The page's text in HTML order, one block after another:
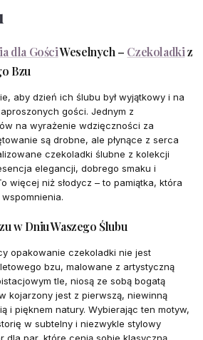
dla GościWeselnych – Czekoladkiz
Bzu
aby dzień ich ślubu był wyjątkowy i na
gości. Jednym z
na wyrażenie wdzięczności za
są drobne, ale płynące z serca
czekoladki ślubne z kolekcji
elegancji, dobrego smaku i
więcej niż słodycz – to pamiątka, która
w Dniu Waszego Ślubu
opakowanie czekoladki nie jest
bzu, malowane z artystyczną
tle, niosą ze sobą bogatą
kojarzony jest z pierwszą, niewinną
i pięknem natury. Wybierając ten motyw,
w subtelny i niezwykle stylowy